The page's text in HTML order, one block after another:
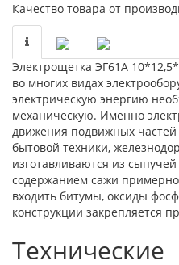
Качество товара от
Электрощетка ЭГ61А
во многих видах
электрическую энергию
механическую. Именно
движения подвижных
бытовой техники,
изготавливаются из
содержанием сажи примерно
входить битумы, оксиды
конструкции закрепляется
Технические